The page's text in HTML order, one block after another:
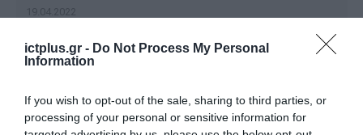
ictplus.gr - Do Not Process My Personal
Information
If you wish to opt-out of the sale, sharing to third parties, or
processing of your personal or sensitive information for
Αυτό που αρχικά έμοιαζε με ένα άμορφο
θραύσμα ξύλου και μετάλλου, αποδείχτηκε ότι
έχει ένα γρανάζι και τότε άρχισε η συστηματική
του μελέτη, μια μελέτη που συνεχίζεται ακόμα